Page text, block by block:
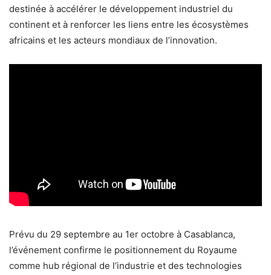
destinée à accélérer le développement industriel du
continent et à renforcer les liens entre les écosystèmes
africains et les acteurs mondiaux de l’innovation.
Prévu du 29 septembre au 1er octobre à Casablanca,
l’événement confirme le positionnement du Royaume
comme hub régional de l’industrie et des technologies